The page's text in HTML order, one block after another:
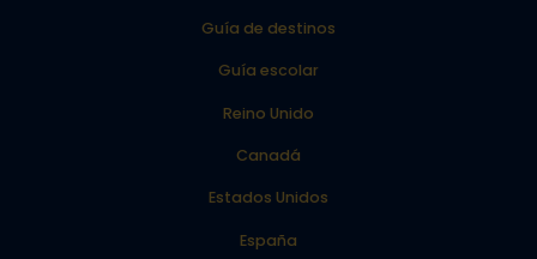
Guía de destinos
Guía escolar
Reino Unido
Canadá
Estados Unidos
España